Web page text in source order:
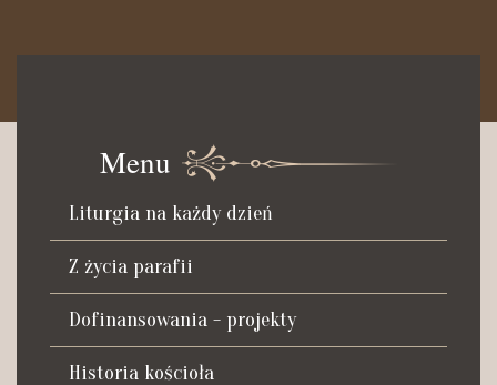
Czynna od poniedziałku do soboty do godz. 8.30 oraz po Mszy
św. wieczornej do godz. 18.00.
Telefon dyżurny: +48 665 034 305
Zwiedzanie kościoła i ekspozycji muzealnej:
kustosz-przewodnik
Roman Postek + 48 667 684 406
Parafia św. Piotra z Alkantary
i św. Antoniego z Padwy
Menu
Liturgia na każdy dzień
Z życia parafii
Dofinansowania - projekty
Historia kościoła